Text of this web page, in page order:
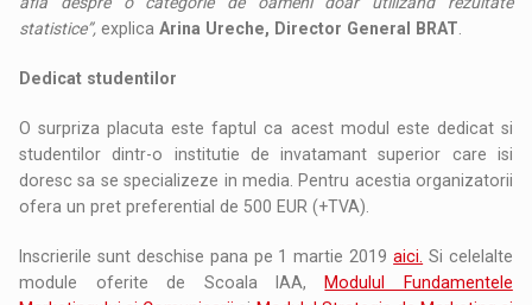
statistice”,explicaArina Ureche, Director General BRAT
Dedicat studentilor
O surpriza placuta este faptul ca acest modul este dedicat si
studentilor dintr-o institutie de invatamant superior care isi
doresc sa se specializeze in media. Pentru acestia organizatorii
ofera un pret preferential de 500 EUR (+TVA).
Inscrierile sunt deschise pana pe 1 martie 2019aici. Si celelalte
module oferite de Scoala IAA, Modulul Fundamentele